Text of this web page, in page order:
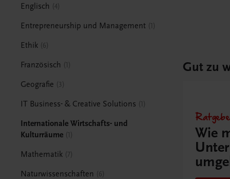
Englisch 4
Entrepreneurship und Management 1
Ethik 6
Französisch 1
Geografie 3
IT Business- & Creative Solutions 1
Internationale Wirtschafts- und
Kulturräume 1
Mathematik 7
Naturwissenschaften 6
Gut zu
Wie